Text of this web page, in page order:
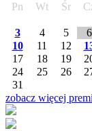
Pn
Wt Śr
3
4 5 6
10
11 12
17
18 19
24
25 26
31
zobacz więcej